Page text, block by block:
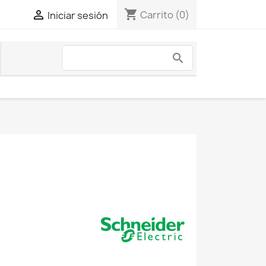
 Iniciar sesión shopping_cart Carrito (0)